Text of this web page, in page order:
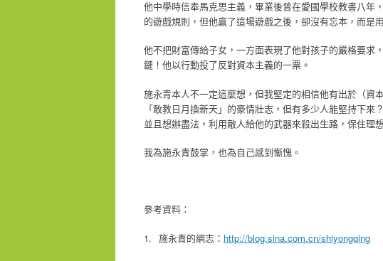
他中學時信奉馬克思主義，畢業後曾在愛國學校教書八年
的遊戲規則，但他贏了這場遊戲之後，卻沒有忘本，而是
他不把財富傳給子女，一方面表現了他對孩子的嚴格要求
鏈！他以行動投了反對資本主義的一票。
施永青本人不一定這麼想，但我堅定的相信他有出於（資
「敢教日月換新天」的豪情壯志，但有多少人能堅持下
並且想辦盡法，利用敵人給他的武器來殺出生路，保住理
我為施永青鼓掌，也為自己感到慚愧。
參考資料：
1. 施永青的網志： http://blog.sina.com.cn/shiyongqing